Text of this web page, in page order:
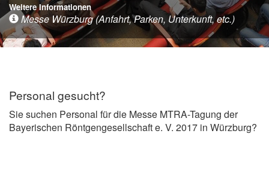
Weitere Informationen
Messe Würzburg (Anfahrt, Parken, Unterkunft, etc.)
Personal gesucht?
Sie suchen Personal für die Messe MTRA-Tagung der
Bayerischen Röntgengesellschaft e. V. 2017 in Würzburg?